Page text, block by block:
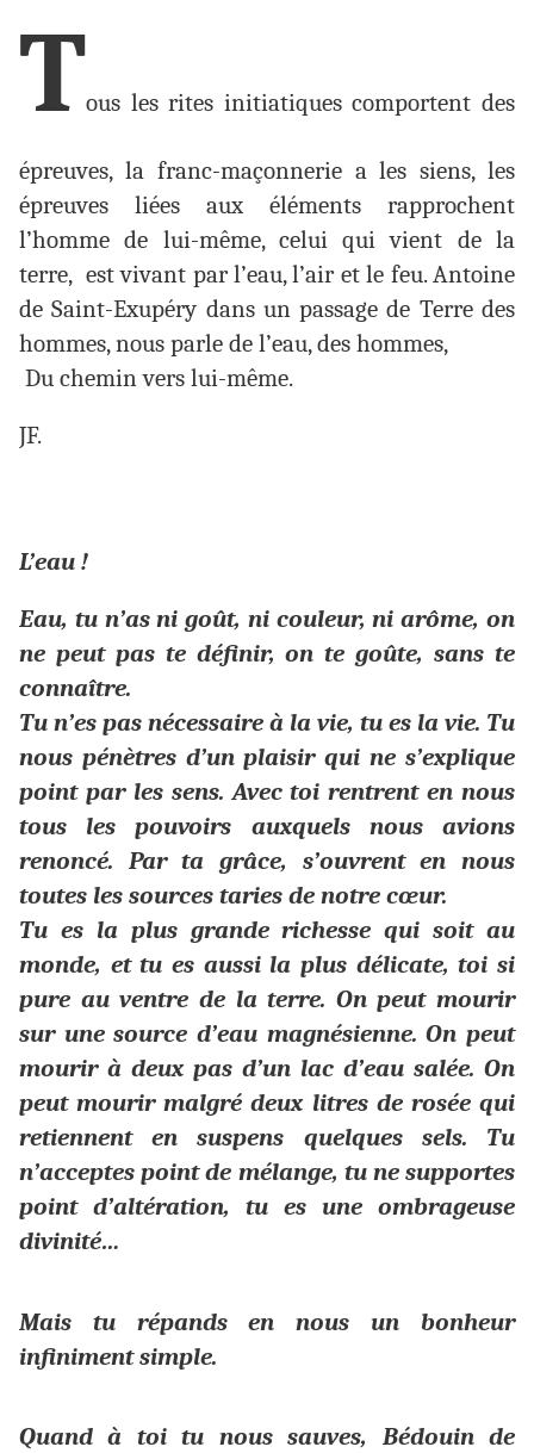
Tous les rites initiatiques comportent des
épreuves, la franc-maçonnerie a les siens, les
épreuves liées aux éléments rapprochent
l’homme de lui-même, celui qui vient de la
terre, est vivant par l’eau, l’air et le feu. Antoine
de Saint-Exupéry dans un passage de Terre des
hommes, nous parle de l’eau, des hommes,
Du chemin vers lui-même.
JF.
L’eau !
Eau, tu n’as ni goût, ni couleur, ni arôme, on
ne peut pas te définir, on te goûte, sans te
connaître.
Tu n’es pas nécessaire à la vie, tu es la vie. Tu
nous pénètres d’un plaisir qui ne s’explique
point par les sens. Avec toi rentrent en nous
tous les pouvoirs auxquels nous avions
renoncé. Par ta grâce, s’ouvrent en nous
toutes les sources taries de notre cœur.
Tu es la plus grande richesse qui soit au
monde, et tu es aussi la plus délicate, toi si
pure au ventre de la terre. On peut mourir
sur une source d’eau magnésienne. On peut
mourir à deux pas d’un lac d’eau salée. On
peut mourir malgré deux litres de rosée qui
retiennent en suspens quelques sels. Tu
n’acceptes point de mélange, tu ne supportes
point d’altération, tu es une ombrageuse
divinité…
Mais tu répands en nous un bonheur
infiniment simple.
Quand à toi tu nous sauves, Bédouin de